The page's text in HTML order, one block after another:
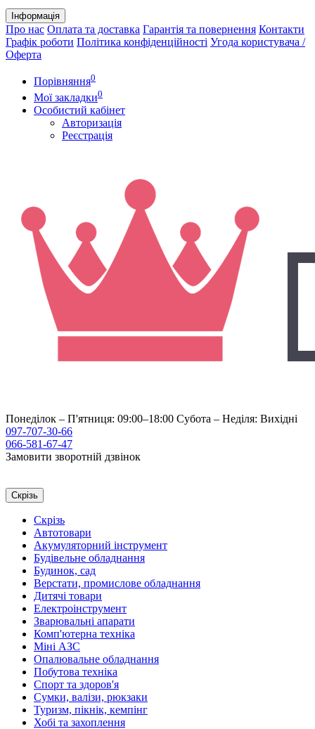
Інформація
Про нас Оплата та доставка Гарантія та повернення Контакти
Графік роботи Політика конфіденційності Угода користувача /
Оферта
Порівняння0
Мої закладки0
Особистий кабінет
Авторизація
Реєстрація
Понеділок – П'ятниця: 09:00–18:00 Субота – Неділя: Вихідні
097-707-30-66
066-581-67-47
Замовити зворотній дзвінок
Скрізь
Скрізь
Автотовари
Акумуляторний інструмент
Будівельне обладнання
Будинок, сад
Верстати, промислове обладнання
Дитячі товари
Електроінструмент
Зварювальні апарати
Комп'ютерна техніка
Міні АЗС
Опалювальне обладнання
Побутова техніка
Спорт та здоров'я
Сумки, валізи, рюкзаки
Туризм, пікнік, кемпінг
Хобі та захоплення